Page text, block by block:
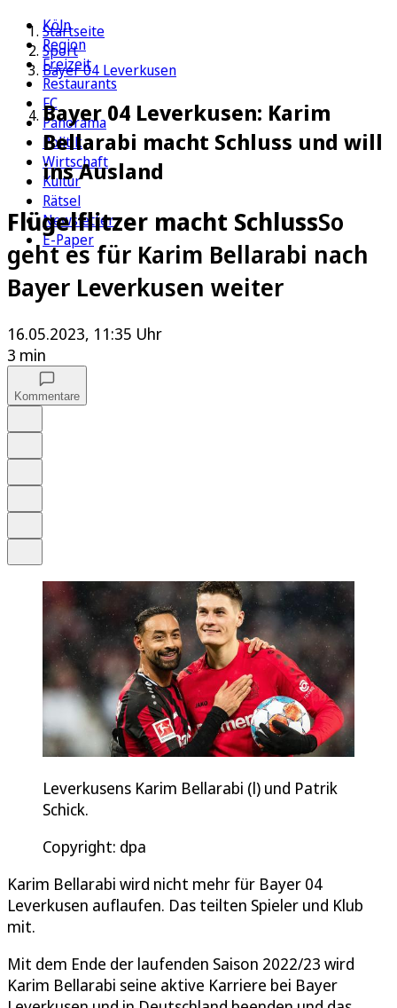
Köln
Region
Freizeit
Restaurants
FC
Panorama
Politik
Wirtschaft
Kultur
Rätsel
Newsletter
E-Paper
Startseite
Sport
Bayer 04 Leverkusen
Bayer 04 Leverkusen: Karim
Bellarabi macht Schluss und will
ins Ausland
Flügelflitzer macht SchlussSo
geht es für Karim Bellarabi nach
Bayer Leverkusen weiter
16.05.2023, 11:35 Uhr
3 min
Kommentare
Leverkusens Karim Bellarabi (l) und Patrik
Schick.
Copyright: dpa
Karim Bellarabi wird nicht mehr für Bayer 04
Leverkusen auflaufen. Das teilten Spieler und Klub
mit.
Mit dem Ende der laufenden Saison 2022/23 wird
Karim Bellarabi seine aktive Karriere bei Bayer